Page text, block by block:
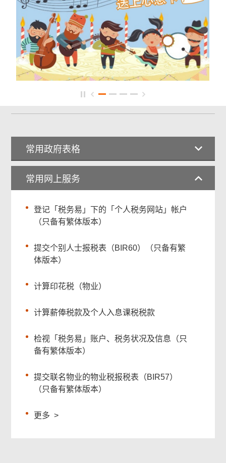
常用政府表格
常用网上服务
登记「税务易」下的「个人税务网站」帐户
（只备有繁体版本）
提交个别人士报税表（BIR60）（只备有繁
体版本）
计算印花税（物业）
计算薪俸税款及个人入息课税税款
检视「税务易」账户、税务状况及信息（只
备有繁体版本）
提交联名物业的物业税报税表（BIR57）
（只备有繁体版本）
更多 >